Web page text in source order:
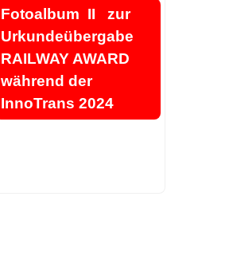
Fotoalbum II zur
Urkundeübergabe
RAILWAY AWARD
während der
InnoTrans 2024